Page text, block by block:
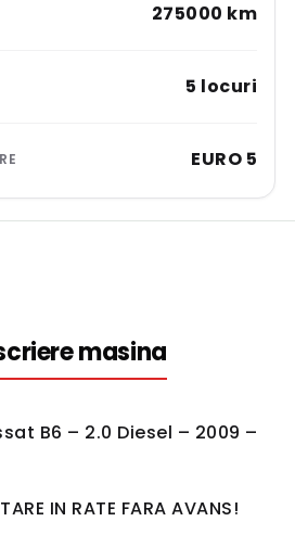
275000 km
5 locuri
EURO 5
masina​
B6 – 2.0 Diesel – 2009 –
IN RATE FARA AVANS!